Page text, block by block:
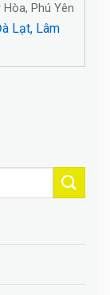
Phú Yên
Lạt, Lâm